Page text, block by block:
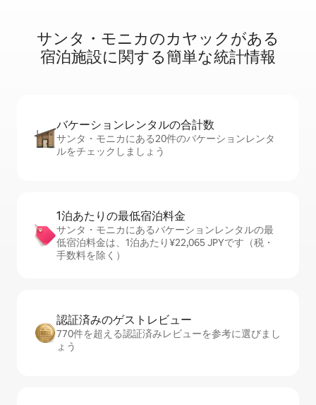
サンタ・モニカのカ⁠ヤ⁠ッ⁠ク⁠が⁠あ⁠る
宿⁠泊⁠施⁠設⁠に関⁠す⁠る簡⁠単⁠な統⁠計⁠情⁠報
バケーションレ⁠ン⁠タ⁠ル⁠の合⁠計⁠数
サンタ・モニカにある20件のバケーションレンタ
ルをチェックしましょう
1泊あたりの最⁠低⁠宿⁠泊⁠料⁠金
サンタ・モニカにあるバケーションレンタルの最
低宿泊料金は、1泊あたり¥22,065 JPYです（税・
手数料を除く）
認証済みのゲ⁠ス⁠ト⁠レ⁠ビ⁠ュ⁠ー
770件を超える認証済みレビューを参考に選びまし
ょう